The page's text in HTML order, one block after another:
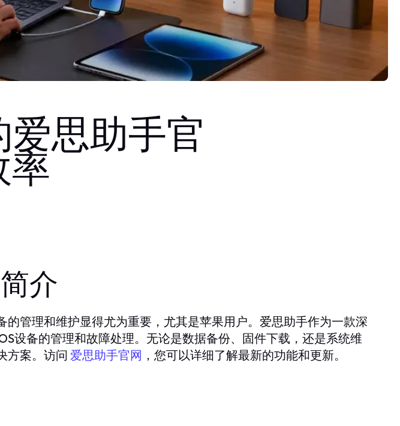
思助手官
率
介
的管理和维护显得尤为重要，尤其是苹果用户。爱思助手作为一款深
设备的管理和故障处理。无论是数据备份、固件下载，还是系统维
方案。访问 爱思助手官网 ，您可以详细了解最新的功能和更新。